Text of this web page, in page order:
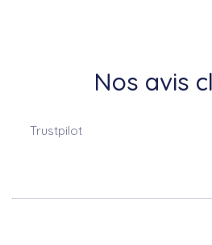
Nos avis
Trustpilot